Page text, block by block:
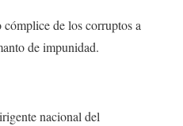
de los corruptos a
de impunidad.
nacional del